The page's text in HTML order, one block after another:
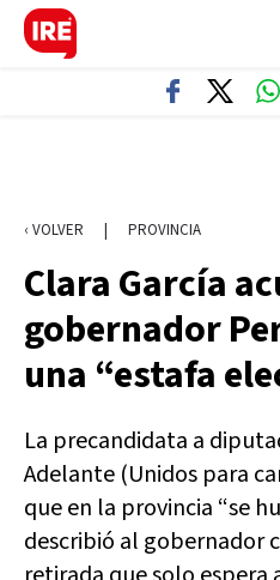
‹ VOLVER | PROVINCIA
Clara García
gobernador
una “estafa
La precandidata a
Adelante (Unidos para
que en la provincia “se
describió al gobernador